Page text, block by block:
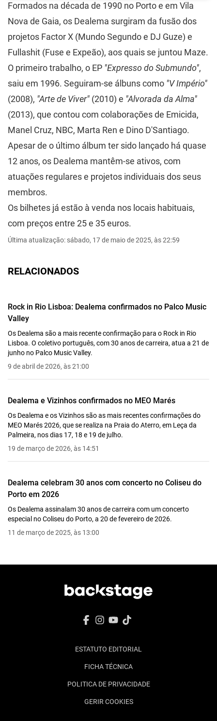
Formados na década de 1990 no Porto e em Vila
Nova de Gaia, os Dealema surgiram da fusão dos
projetos Factor X (Mundo Segundo e DJ Guze) e
Fullashit (Fuse e Expeão), aos quais se juntou Maze.
O primeiro trabalho, o EP "Expresso do Submundo",
saiu em 1996. Seguiram-se álbuns como "V Império"
(2008), "Arte de Viver" (2010) e "Alvorada da Alma"
(2013), que contou com colaborações de Emicida,
Manel Cruz, NBC, Marta Ren e Dino D'Santiago.
Apesar de o último álbum ter sido lançado há quase
12 anos, os Dealema mantêm-se ativos, com
atuações regulares e projetos individuais dos seus
membros.
Os bilhetes já estão à venda nos locais habituais,
com preços entre 25 e 35 euros.
Última atualização: sábado, 17 de maio de 2025, às 22:59
RELACIONADOS
Rock in Rio Lisboa: Dealema confirmados no Palco Music
Valley
Os Dealema são a mais recente confirmação para o Rock in Rio
Lisboa. O coletivo português, com 30 anos de carreira, atua a 21 de
junho no Palco Music Valley.
9 de abril de 2026, às 21:00
Dealema e Vizinhos confirmados no MEO Marés
Os Dealema e os Vizinhos são as mais recentes confirmações do
MEO Marés 2026, que se realiza na Praia do Aterro, em Leça da
Palmeira, nos dias 17, 18 e 19 de julho.
19 de março de 2026, às 14:51
Dealema celebram 30 anos com concerto no Coliseu do
Porto em 2026
Os Dealema assinalam 30 anos de carreira com um concerto
especial no Coliseu do Porto, a 20 de fevereiro de 2026.
11 de março de 2025, às 13:00
ESTATUTO EDITORIAL
FICHA TÉCNICA
POLITICA DE PRIVACIDADE
GERIR COOKIES